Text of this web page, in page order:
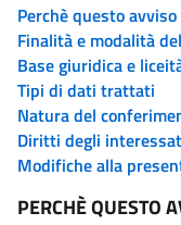
Perchè questo avviso
Finalità e modalità
Base giuridica e
Tipi di dati trattati
Natura del
Diritti degli
Modifiche alla
PERCHÈ QUESTO